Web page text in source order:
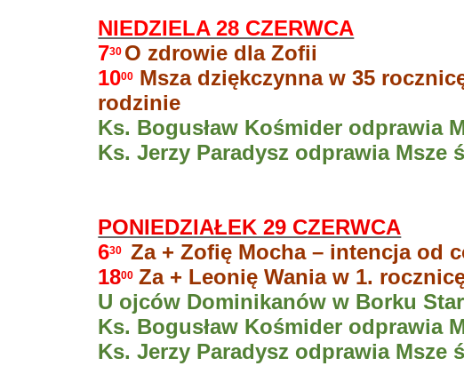
NIEDZIELA 28 CZERWCA
730 O zdrowie dla Zofii
1000 Msza dziękczynna w 35
rodzinie
Ks. Bogusław Kośmider odprawia
Ks. Jerzy Paradysz odprawia Msze
PONIEDZIAŁEK 29 CZERWCA
630
Za + Zofię Mocha – intencja od
1800 Za + Leonię Wania w 1.
U ojców Dominikanów w Borku
Ks. Bogusław Kośmider odprawia
Ks. Jerzy Paradysz odprawia Msze